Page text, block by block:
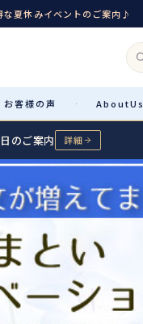
な夏休みイベントのご案内♪
お客様の声 · AboutUs
サイズで選ぶ→
販売
コスチューム
込む→
のご案内 詳細